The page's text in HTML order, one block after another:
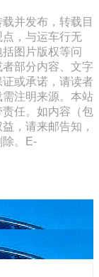
并发布，转载目
，与运车行无
图片版权等问
部分内容、文字
或承诺，请读者
注明来源。本站
任。如内容（包
，请来邮告知，
除。E-